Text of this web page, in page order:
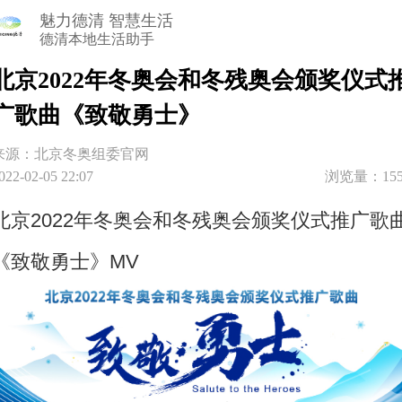
魅力德清 智慧生活
德清本地生活助手
京2022年冬奥会和冬残奥会颁奖仪式
歌曲《致敬勇士》
源：北京冬奥组委官网
02-05 22:07
浏览量：
京2022年冬奥会和冬残奥会颁奖仪式推广歌
致敬勇士》MV